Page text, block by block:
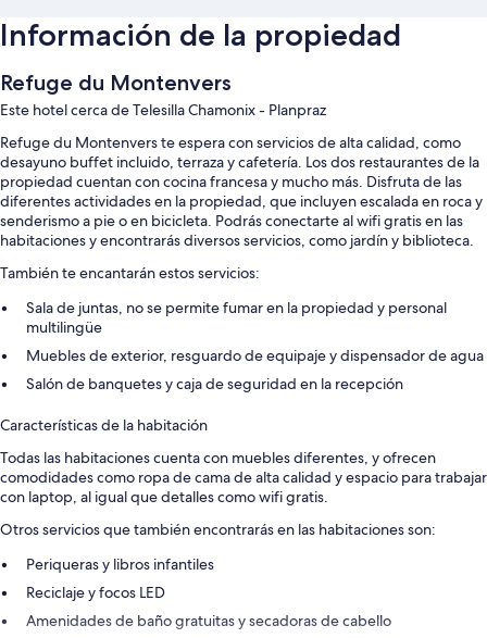
Información de la propiedad
Refuge du Montenvers
Este hotel cerca de Telesilla Chamonix - Planpraz
Refuge du Montenvers te espera con servicios de alta calidad, como
desayuno buffet incluido, terraza y cafetería. Los dos restaurantes de la
propiedad cuentan con cocina francesa y mucho más. Disfruta de las
diferentes actividades en la propiedad, que incluyen escalada en roca y
senderismo a pie o en bicicleta. Podrás conectarte al wifi gratis en las
habitaciones y encontrarás diversos servicios, como jardín y biblioteca.
También te encantarán estos servicios:
Sala de juntas, no se permite fumar en la propiedad y personal
multilingüe
Muebles de exterior, resguardo de equipaje y dispensador de agua
Salón de banquetes y caja de seguridad en la recepción
Características de la habitación
Todas las habitaciones cuenta con muebles diferentes, y ofrecen
comodidades como ropa de cama de alta calidad y espacio para trabajar
con laptop, al igual que detalles como wifi gratis.
Otros servicios que también encontrarás en las habitaciones son:
Periqueras y libros infantiles
Reciclaje y focos LED
Amenidades de baño gratuitas y secadoras de cabello